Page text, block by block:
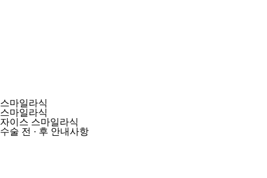
스마일라식
스마일라식
자이스 스마일라식
수술 전 · 후 안내사항